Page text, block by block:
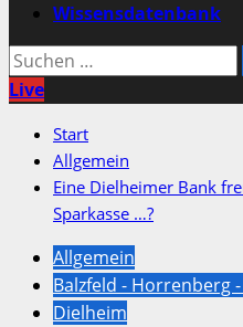
Wissensdatenbank
Suchen
nach:
Live
Start
Allgemein
Eine Dielheimer Bank
Sparkasse …?
Allgemein
Balzfeld - Horrenberg
Dielheim